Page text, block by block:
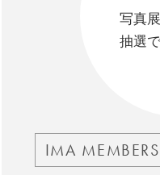
写真
抽選
IMA